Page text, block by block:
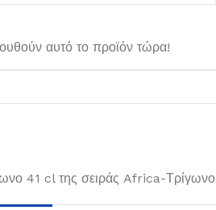
αυτό το προϊόν τώρα!
41 cl της σειράς Africa-Τρίγωνο